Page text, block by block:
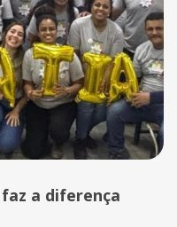
faz a diferença